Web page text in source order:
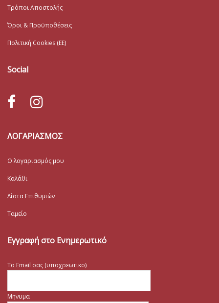
Τρόποι Αποστολής
Όροι & Προϋποθέσεις
Πολιτική Cookies (ΕΕ)
Social
ΛΟΓΑΡΙΑΣΜΟΣ
Ο λογαριασμός μου
Καλάθι
Λίστα Επιθυμιών
Ταμείο
Εγγραφή στο Ενημερωτικό
Το Email σας (υποχρεωτικο)
Μηνυμα